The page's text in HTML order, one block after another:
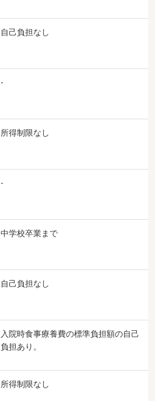
自己負担なし
-
所得制限なし
-
中学校卒業まで
自己負担なし
入院時食事療養費の標準負担額の自己
負担あり。
所得制限なし